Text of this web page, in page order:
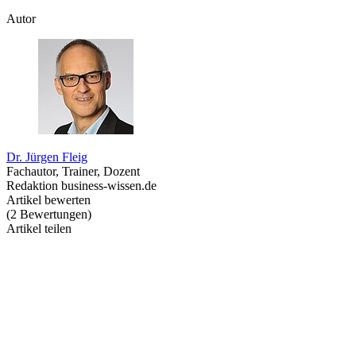
Autor
Dr. Jürgen Fleig
Fachautor, Trainer, Dozent
Redaktion business-wissen.de
Artikel bewerten
(2 Bewertungen)
Artikel teilen